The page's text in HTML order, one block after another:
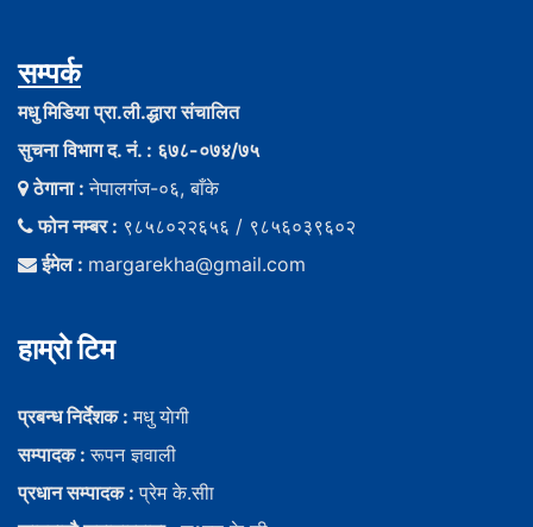
सम्पर्क
मधु मिडिया प्रा.ली.द्धारा संचालित
सुचना विभाग द. नं. : ६७८-०७४/७५
ठेगाना :नेपालगंज-०६, बाँके
फोन नम्बर : ९८५८०२२६५६ / ९८५६०३९६०२
ईमेल : margarekha@gmail.com
हाम्राे टिम
प्रबन्ध निर्देशक :मधु याेगी
सम्पादक :रूपन ज्ञवाली
प्रधान सम्पादक :प्रेम के.सीा